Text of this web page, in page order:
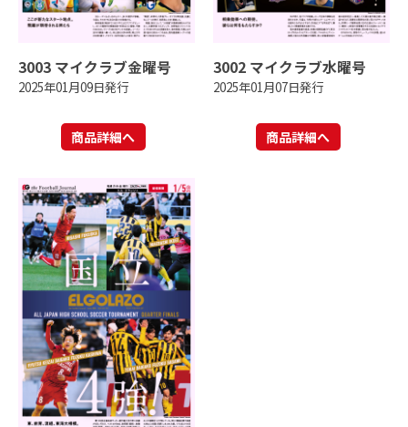
3003 マイクラブ金曜号
2025年01月09日発行
商品詳細へ
3002 マイクラブ水曜号
2025年01月07日発行
商品詳細へ